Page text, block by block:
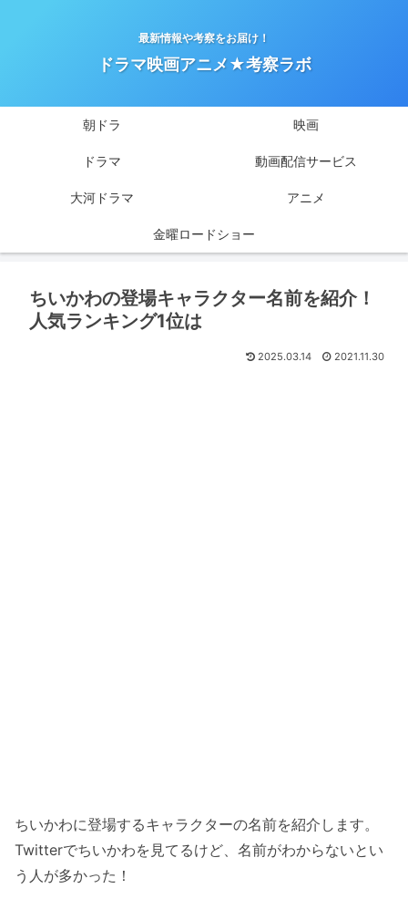
最新情報や考察をお届け！
ドラマ映画アニメ★考察ラボ
朝ドラ 映画
ドラマ 動画配信サービス
大河ドラマ アニメ
金曜ロードショー
ちいかわの登場キャラクター名前を紹介！
人気ランキング1位は
2025.03.14 2021.11.30
ちいかわに登場するキャラクターの名前を紹介します。
Twitterでちいかわを見てるけど、名前がわからないとい
う人が多かった！